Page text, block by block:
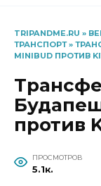
TRIPANDME.RU »
ТРАНСПОРТ»
MINIBUD ПРОТИВ
против
ПРОСМОТРОВ
5.1к.